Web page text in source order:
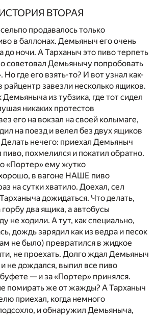
ВТОРАЯ
продавалось только
в баллонах. Демьяныч его очень
до ночи. А Тарханыч это пиво терпеть
советовал Демьянычу попробовать
где его взять-то? И вот узнал как-
райцентр завезли несколько ящиков.
из тубзика, где тот сидел
никаких протестов
его на вокзал на своей колымаге,
на поезд и велел без двух ящиков
нечего: приехал Демьяныч
пиво, похмелился и покатил обратно.
«Портер» ему жутко
в вагоне НАШЕ пиво
на сутки хватило. Доехал, сел
дожидаться. Что делать,
два ящика, а автобусы
не ходили. А тут, как специально,
дождь зарядил как из ведра и песок
не было) превратился в жидкое
не проехать. Долго ждал Демьяныч
не дождался, выпил все пиво
— и за «Портер» принялся.
помирать же от жажды? А Тарханыч
приехал, когда немного
и обнаружил Демьяныча,